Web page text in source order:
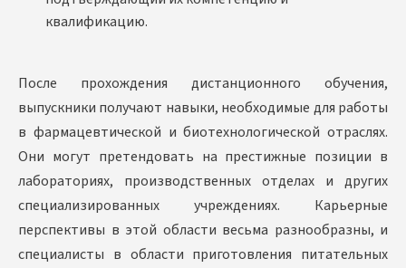
квалификацию.
После прохождения дистанционного обучения,
выпускники получают навыки, необходимые для работы
в фармацевтической и биотехнологической отраслях.
Они могут претендовать на престижные позиции в
лабораториях, производственных отделах и других
специализированных учреждениях. Карьерные
перспективы в этой области весьма разнообразны, и
специалисты в области приготовления питательных